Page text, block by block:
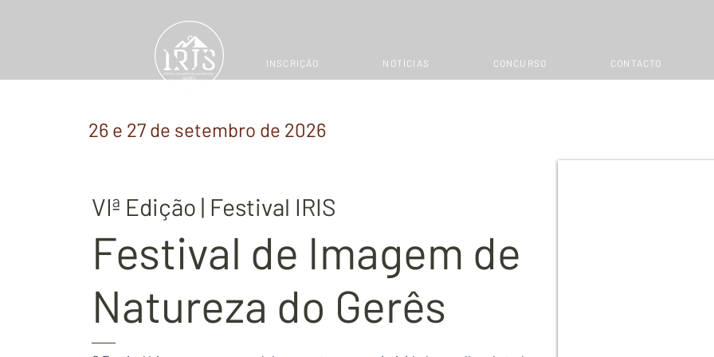
INSCRIÇÃO NOTÍCIAS CONCURSO CONTACTO
26 e 27 de setembro de 2026
VIª Edição | Festival IRIS
Festival de Imagem de
Natureza do Gerês